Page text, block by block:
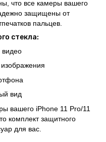
что все камеры вашего
защищены от
пальцев.
стекла:
видео
изображения
вид
вашего iPhone 11 Pro/11
комплект защитного
для вас.